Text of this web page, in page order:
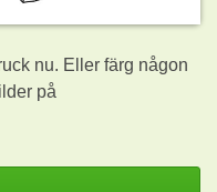
nu. Eller färg någon
på